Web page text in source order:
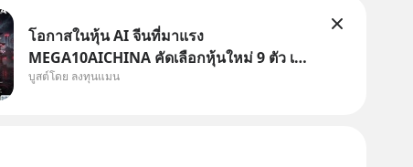
โอกาสในหุ้น AI จีนที่มาแรง
MEGA10AICHINA คัดเลือกหุ้นใหม่ 9 ตัว เข้า
กองทุน.. ครอบคลุมทั้งซัปพลายเชน AI จีน
บูสต์โดย ลงทุนแมน